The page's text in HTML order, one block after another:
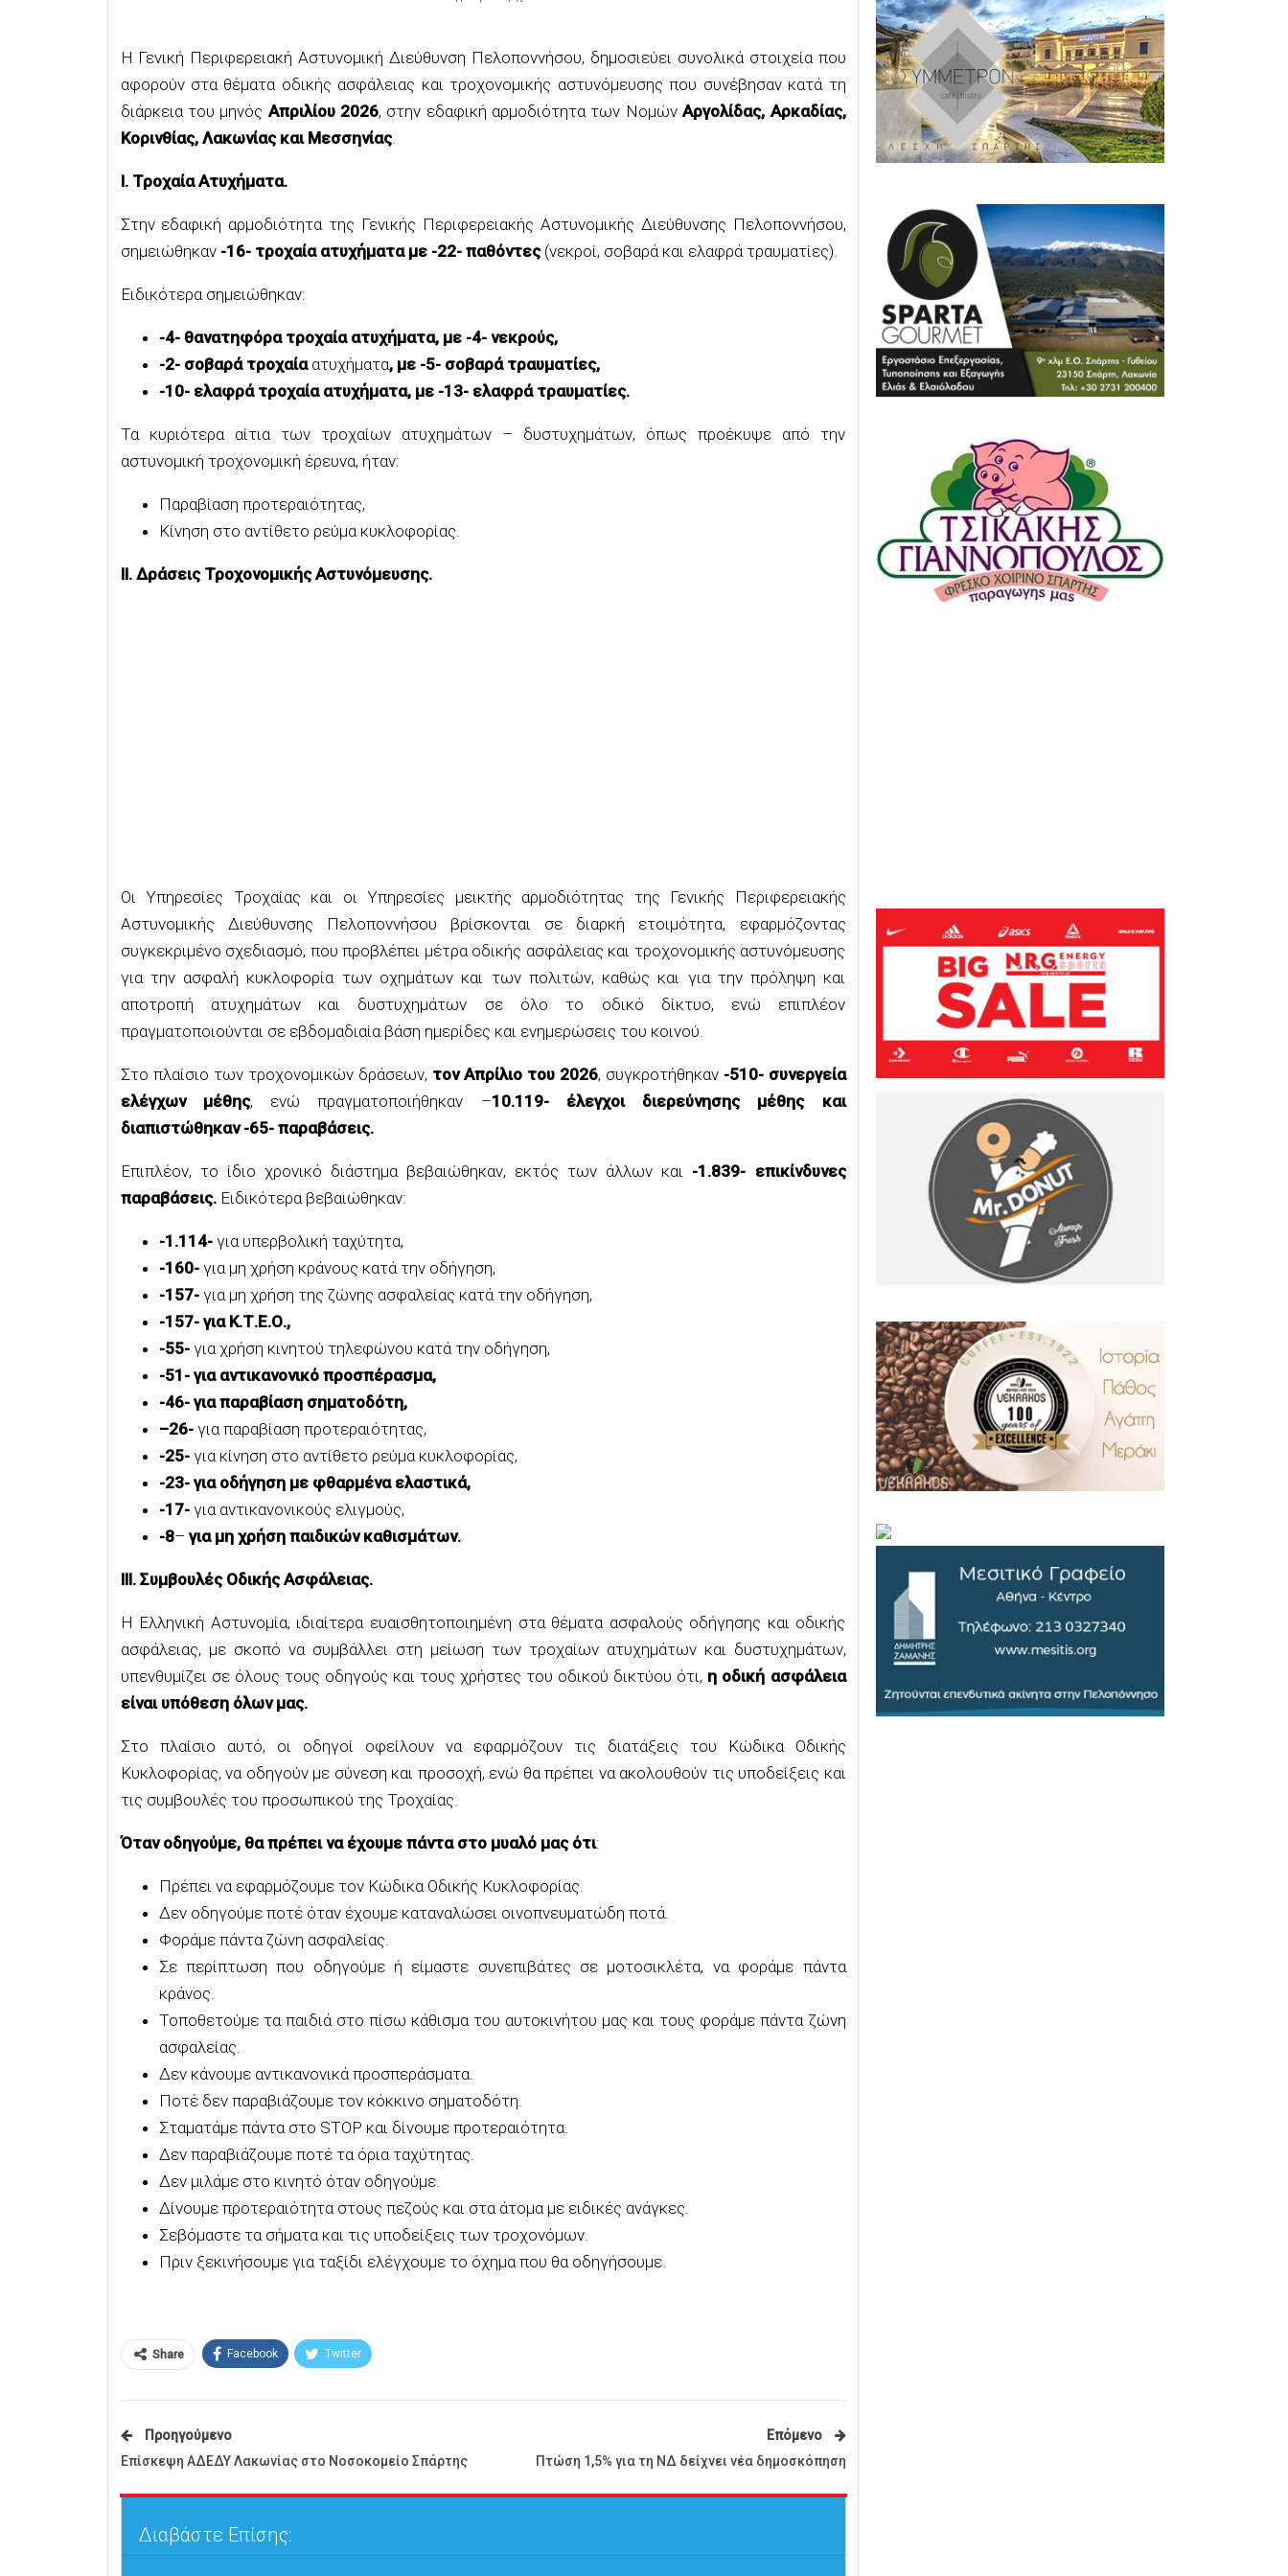
Η Γενική Περιφερειακή Αστυνομική Διεύθυνση Πελοποννήσου, δημοσιεύει συνολικά στοιχεία που
αφορούν στα θέματα οδικής ασφάλειας και τροχονομικής αστυνόμευσης που συνέβησαν κατά τη
διάρκεια του μηνός Απριλίου 2026, στην εδαφική αρμοδιότητα των ΝομώνΑργολίδας, Αρκαδίας,
Κορινθίας, Λακωνίας και Μεσσηνίας.
Ι. Τροχαία Ατυχήματα.
Στην εδαφική αρμοδιότητα της Γενικής Περιφερειακής Αστυνομικής Διεύθυνσης Πελοποννήσου,
σημειώθηκαν -16- τροχαία ατυχήματα με -22- παθόντες(νεκροί, σοβαρά και ελαφρά τραυματίες).
Ειδικότερα σημειώθηκαν:
-4- θανατηφόρα τροχαία ατυχήματα, με -4- νεκρούς,
-2- σοβαρά τροχαία ατυχήματα, με -5- σοβαρά τραυματίες,
-10- ελαφρά τροχαία ατυχήματα, με -13- ελαφρά τραυματίες.
Τα κυριότερα αίτια των τροχαίων ατυχημάτων – δυστυχημάτων, όπως προέκυψε από την
αστυνομική τροχονομική έρευνα, ήταν:
Παραβίαση προτεραιότητας,
Κίνηση στο αντίθετο ρεύμα κυκλοφορίας.
ΙΙ. Δράσεις Τροχονομικής Αστυνόμευσης.
Οι Υπηρεσίες Τροχαίας και οι Υπηρεσίες μεικτής αρμοδιότητας της Γενικής Περιφερειακής
Αστυνομικής Διεύθυνσης Πελοποννήσου βρίσκονται σε διαρκή ετοιμότητα, εφαρμόζοντας
συγκεκριμένο σχεδιασμό, που προβλέπει μέτρα οδικής ασφάλειας και τροχονομικής αστυνόμευσης
για την ασφαλή κυκλοφορία των οχημάτων και των πολιτών, καθώς και για την πρόληψη και
αποτροπή ατυχημάτων και δυστυχημάτων σε όλο το οδικό δίκτυο, ενώ επιπλέον
πραγματοποιούνται σε εβδομαδιαία βάση ημερίδες και ενημερώσεις του κοινού.
Στο πλαίσιο των τροχονομικών δράσεων, τον Απρίλιο του 2026, συγκροτήθηκαν -510- συνεργεία
ελέγχων μέθης, ενώ πραγματοποιήθηκαν –10.119- έλεγχοι διερεύνησης μέθης και
διαπιστώθηκαν -65- παραβάσεις.
Επιπλέον, το ίδιο χρονικό διάστημα βεβαιώθηκαν, εκτός των άλλων και -1.839- επικίνδυνες
παραβάσεις. Ειδικότερα βεβαιώθηκαν:
-1.114- για υπερβολική ταχύτητα,
-160- για μη χρήση κράνους κατά την οδήγηση,
-157- για μη χρήση της ζώνης ασφαλείας κατά την οδήγηση,
-157- για Κ.Τ.Ε.Ο.,
-55- για χρήση κινητού τηλεφώνου κατά την οδήγηση,
-51- για αντικανονικό προσπέρασμα,
-46- για παραβίαση σηματοδότη,
–26-για παραβίαση προτεραιότητας,
-25- για κίνηση στο αντίθετο ρεύμα κυκλοφορίας,
-23- για οδήγηση με φθαρμένα ελαστικά,
-17- για αντικανονικούς ελιγμούς,
-8– για μη χρήση παιδικών καθισμάτων.
ΙΙΙ. Συμβουλές Οδικής Ασφάλειας.
Η Ελληνική Αστυνομία, ιδιαίτερα ευαισθητοποιημένη στα θέματα ασφαλούς οδήγησης και οδικής
ασφάλειας, με σκοπό να συμβάλλει στη μείωση των τροχαίων ατυχημάτων και δυστυχημάτων,
υπενθυμίζει σε όλους τους οδηγούς και τους χρήστες του οδικού δικτύου ότι, η οδική ασφάλεια
είναι υπόθεση όλων μας.
Στο πλαίσιο αυτό, οι οδηγοί οφείλουν να εφαρμόζουν τις διατάξεις του Κώδικα Οδικής
Κυκλοφορίας, να οδηγούν με σύνεση και προσοχή, ενώ θα πρέπει να ακολουθούν τις υποδείξεις και
τις συμβουλές του προσωπικού της Τροχαίας.
Όταν οδηγούμε, θα πρέπει να έχουμε πάντα στο μυαλό μας ότι:
Πρέπει να εφαρμόζουμε τον Κώδικα Οδικής Κυκλοφορίας.
Δεν οδηγούμε ποτέ όταν έχουμε καταναλώσει οινοπνευματώδη ποτά.
Φοράμε πάντα ζώνη ασφαλείας.
Σε περίπτωση που οδηγούμε ή είμαστε συνεπιβάτες σε μοτοσικλέτα, να φοράμε πάντα
κράνος.
Τοποθετούμε τα παιδιά στο πίσω κάθισμα του αυτοκινήτου μας και τους φοράμε πάντα ζώνη
ασφαλείας.
Δεν κάνουμε αντικανονικά προσπεράσματα.
Ποτέ δεν παραβιάζουμε τον κόκκινο σηματοδότη.
Σταματάμε πάντα στο STOP και δίνουμε προτεραιότητα.
Δεν παραβιάζουμε ποτέ τα όρια ταχύτητας.
Δεν μιλάμε στο κινητό όταν οδηγούμε.
Δίνουμε προτεραιότητα στους πεζούς και στα άτομα με ειδικές ανάγκες.
Σεβόμαστε τα σήματα και τις υποδείξεις των τροχονόμων.
Πριν ξεκινήσουμε για ταξίδι ελέγχουμε το όχημα που θα οδηγήσουμε.
Share Facebook Twitter
Προηγούμενο
Επίσκεψη ΑΔΕΔΥ Λακωνίας στο Νοσοκομείο Σπάρτης
Επόμενο
Πτώση 1,5% για τη ΝΔ δείχνει νέα δημοσκόπηση
Διαβάστε Επίσης: